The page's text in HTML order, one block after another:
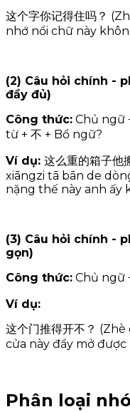
这个字你记得住吗？
nhớ nổi chữ này
(2) Câu hỏi chính -
đầy đủ)
Công thức: Chủ ngữ
từ + 不 + Bổ ngữ?
Ví dụ: 这么重的箱子
xiāngzi tā bān de
nặng thế này anh ấy
(3) Câu hỏi chính -
gọn)
Công thức: Chủ ngữ
Ví dụ:
这个门推得开不？
cửa này đẩy mở
Phân loại